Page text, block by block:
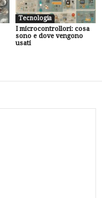
Tecnologia
I microcontrollori: cosa
sono e dove vengono
usati